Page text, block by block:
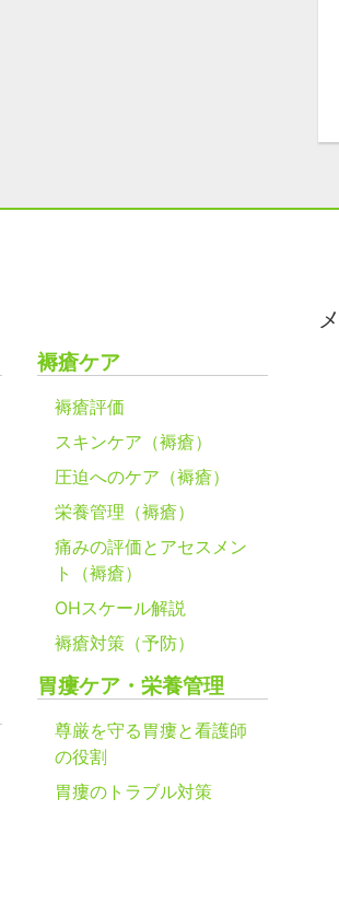
褥瘡ケア
褥瘡評価
スキンケア（褥瘡）
圧迫へのケア（褥瘡）
栄養管理（褥瘡）
痛みの評価とアセスメン
ト（褥瘡）
OHスケール解説
褥瘡対策（予防）
胃瘻ケア・栄養管理
尊厳を守る胃瘻と看護師
の役割
胃瘻のトラブル対策